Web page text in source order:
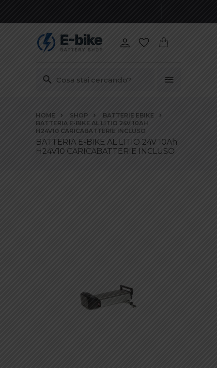
contenuti
HOME SHOP
BATTERIE EBIKE
BATTERIA E-BIKE AL LITIO 24V 10AH
H24V10 CARICABATTERIE INCLUSO
BATTERIA E-BIKE AL LITIO 24V 10Ah
H24V10 CARICABATTERIE INCLUSO